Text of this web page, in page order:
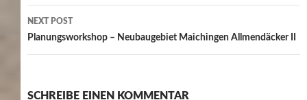
NEXT POST
Planungsworkshop – Neubaugebiet Maichingen Allmendäcker II
SCHREIBE EINEN KOMMENTAR